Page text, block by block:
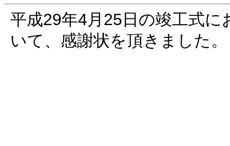
平成29年4月25日の竣工式に
いて、感謝状を頂きました。